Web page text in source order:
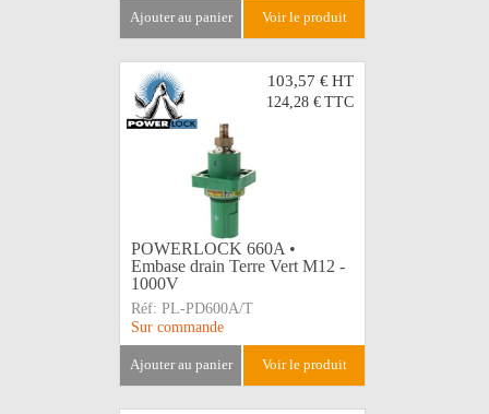
ajouter au panier voir le produit
103,57 €HT
124,28 € TTC
POWERLOCK 660A •
Embase drain Terre Vert M12 -
1000V
Réf: PL-PD600A/T
Sur commande
ajouter au panier voir le produit